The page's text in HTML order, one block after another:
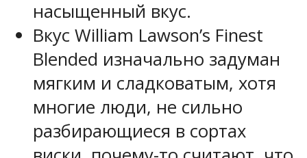
насыщенный вкус.
Вкус William Lawson’s Finest
Blended изначально задуман
мягким и сладковатым, хотя
многие люди, не сильно
разбирающиеся в сортах